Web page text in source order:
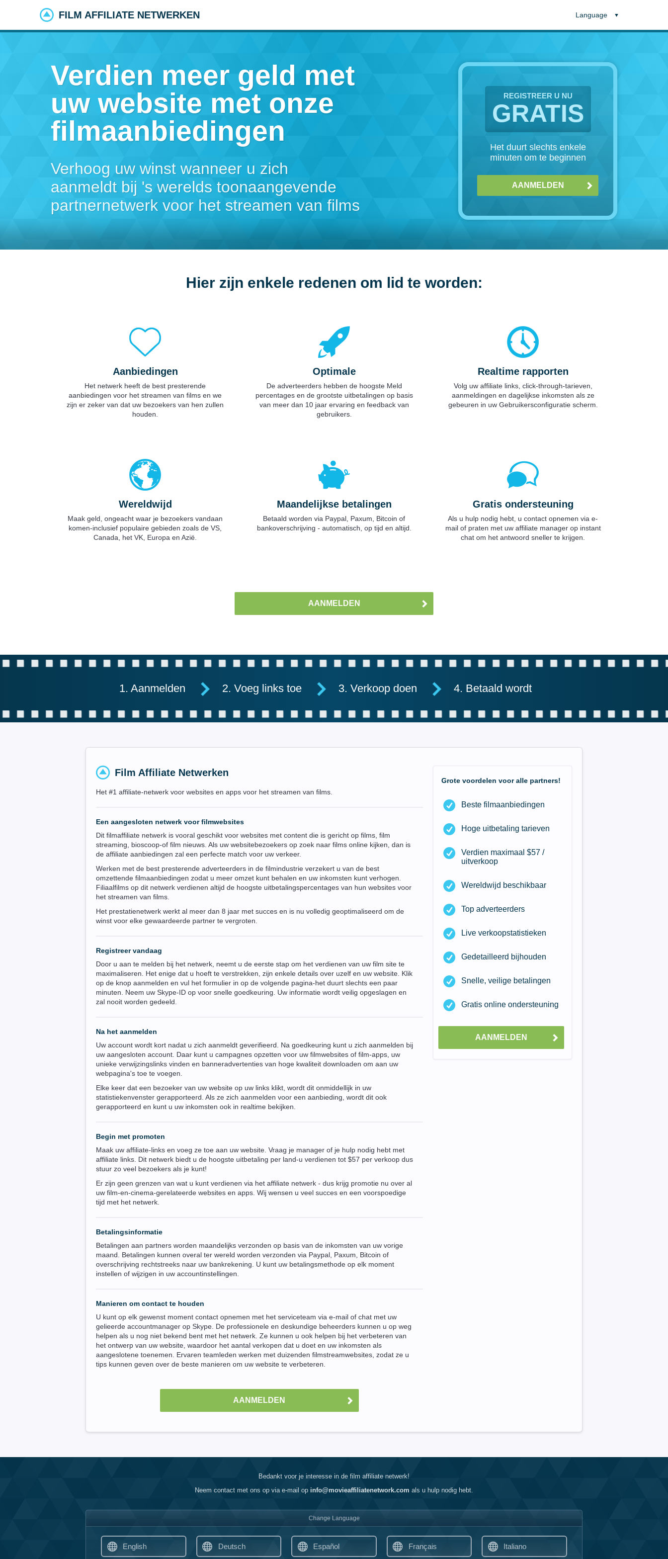
FILM AFFILIATE NETWERKEN Language
Verdien meer geld met
uw website met onze
filmaanbiedingen
Verhoog uw winst wanneer u zich
aanmeldt bij 's werelds toonaangevende
partnernetwerk voor het streamen van films
REGISTREER U NU
GRATIS
Het duurt slechts enkele
minuten om te beginnen
AANMELDEN
Hier zijn enkele redenen om lid te worden:
Aanbiedingen
Het netwerk heeft de best presterende
aanbiedingen voor het streamen van films en we
zijn er zeker van dat uw bezoekers van hen zullen
houden.
Optimale
De adverteerders hebben de hoogste Meld
percentages en de grootste uitbetalingen op basis
van meer dan 10 jaar ervaring en feedback van
gebruikers.
Realtime rapporten
Volg uw affiliate links, click-through-tarieven,
aanmeldingen en dagelijkse inkomsten als ze
gebeuren in uw Gebruikersconfiguratie scherm.
Wereldwijd
Maak geld, ongeacht waar je bezoekers vandaan
komen-inclusief populaire gebieden zoals de VS,
Canada, het VK, Europa en Azië.
Maandelijkse betalingen
Betaald worden via Paypal, Paxum, Bitcoin of
bankoverschrijving - automatisch, op tijd en altijd.
Gratis ondersteuning
Als u hulp nodig hebt, u contact opnemen via e-
mail of praten met uw affiliate manager op instant
chat om het antwoord sneller te krijgen.
AANMELDEN
1. Aanmelden 2. Voeg links toe 3. Verkoop doen 4. Betaald wordt
Film Affiliate Netwerken
Het #1 affiliate-netwerk voor websites en apps voor het streamen van films.
Een aangesloten netwerk voor filmwebsites
Dit filmaffiliate netwerk is vooral geschikt voor websites met content die is gericht op films, film
streaming, bioscoop-of film nieuws. Als uw websitebezoekers op zoek naar films online kijken, dan is
de affiliate aanbiedingen zal een perfecte match voor uw verkeer.
Werken met de best presterende adverteerders in de filmindustrie verzekert u van de best
omzettende filmaanbiedingen zodat u meer omzet kunt behalen en uw inkomsten kunt verhogen.
Filiaalfilms op dit netwerk verdienen altijd de hoogste uitbetalingspercentages van hun websites voor
het streamen van films.
Het prestatienetwerk werkt al meer dan 8 jaar met succes en is nu volledig geoptimaliseerd om de
winst voor elke gewaardeerde partner te vergroten.
Registreer vandaag
Door u aan te melden bij het netwerk, neemt u de eerste stap om het verdienen van uw film site te
maximaliseren. Het enige dat u hoeft te verstrekken, zijn enkele details over uzelf en uw website. Klik
op de knop aanmelden en vul het formulier in op de volgende pagina-het duurt slechts een paar
minuten. Neem uw Skype-ID op voor snelle goedkeuring. Uw informatie wordt veilig opgeslagen en
zal nooit worden gedeeld.
Na het aanmelden
Uw account wordt kort nadat u zich aanmeldt geverifieerd. Na goedkeuring kunt u zich aanmelden bij
uw aangesloten account. Daar kunt u campagnes opzetten voor uw filmwebsites of film-apps, uw
unieke verwijzingslinks vinden en banneradvertenties van hoge kwaliteit downloaden om aan uw
webpagina's toe te voegen.
Elke keer dat een bezoeker van uw website op uw links klikt, wordt dit onmiddellijk in uw
statistiekenvenster gerapporteerd. Als ze zich aanmelden voor een aanbieding, wordt dit ook
gerapporteerd en kunt u uw inkomsten ook in realtime bekijken.
Begin met promoten
Maak uw affiliate-links en voeg ze toe aan uw website. Vraag je manager of je hulp nodig hebt met
affiliate links. Dit netwerk biedt u de hoogste uitbetaling per land-u verdienen tot $57 per verkoop dus
stuur zo veel bezoekers als je kunt!
Er zijn geen grenzen van wat u kunt verdienen via het affiliate netwerk - dus krijg promotie nu over al
uw film-en-cinema-gerelateerde websites en apps. Wij wensen u veel succes en een voorspoedige
tijd met het netwerk.
Betalingsinformatie
Betalingen aan partners worden maandelijks verzonden op basis van de inkomsten van uw vorige
maand. Betalingen kunnen overal ter wereld worden verzonden via Paypal, Paxum, Bitcoin of
overschrijving rechtstreeks naar uw bankrekening. U kunt uw betalingsmethode op elk moment
instellen of wijzigen in uw accountinstellingen.
Manieren om contact te houden
U kunt op elk gewenst moment contact opnemen met het serviceteam via e-mail of chat met uw
gelieerde accountmanager op Skype. De professionele en deskundige beheerders kunnen u op weg
helpen als u nog niet bekend bent met het netwerk. Ze kunnen u ook helpen bij het verbeteren van
het ontwerp van uw website, waardoor het aantal verkopen dat u doet en uw inkomsten als
aangeslotene toenemen. Ervaren teamleden werken met duizenden filmstreamwebsites, zodat ze u
tips kunnen geven over de beste manieren om uw website te verbeteren.
AANMELDEN
Grote voordelenvoor alle partners!
Beste filmaanbiedingen
Hoge uitbetaling tarieven
Verdien maximaal $57 /
uitverkoop
Wereldwijd beschikbaar
Top adverteerders
Live verkoopstatistieken
Gedetailleerd bijhouden
Snelle, veilige betalingen
Gratis online ondersteuning
AANMELDEN
Bedankt voor je interesse in de film affiliate netwerk!
Neem contact met ons op via e-mail op info@movieaffiliatenetwork.com als u hulp nodig hebt.
Change Language
English Deutsch Español Français Italiano